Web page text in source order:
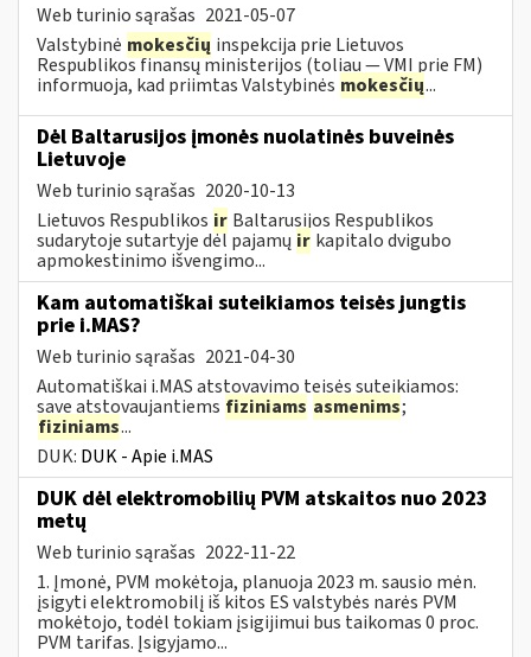
Web turinio sąrašas 2021-05-07
Valstybinė mokesčių inspekcija prie Lietuvos
Respublikos finansų ministerijos (toliau — VMI prie FM)
informuoja, kad priimtas Valstybinės mokesčių...
Dėl Baltarusijos įmonės nuolatinės buveinės
Lietuvoje
Web turinio sąrašas 2020-10-13
Lietuvos Respublikos ir Baltarusijos Respublikos
sudarytoje sutartyje dėl pajamų ir kapitalo dvigubo
apmokestinimo išvengimo...
Kam automatiškai suteikiamos teisės jungtis
prie i.MAS?
Web turinio sąrašas 2021-04-30
Automatiškai i.MAS atstovavimo teisės suteikiamos:
save atstovaujantiems fiziniams asmenims;
fiziniams...
DUK: DUK - Apie i.MAS
DUK dėl elektromobilių PVM atskaitos nuo 2023
metų
Web turinio sąrašas 2022-11-22
1. Įmonė, PVM mokėtoja, planuoja 2023 m. sausio mėn.
įsigyti elektromobilį iš kitos ES valstybės narės PVM
mokėtojo, todėl tokiam įsigijimui bus taikomas 0 proc.
PVM tarifas. Įsigyjamo...